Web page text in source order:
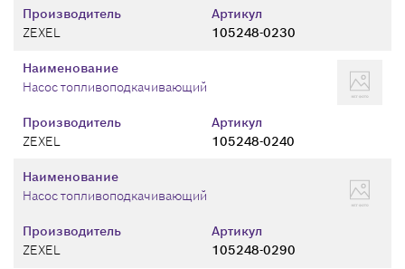
Производитель
ZEXEL
Артикул
105248-0230
Производитель
ZEXEL
Артикул
105248-0240
Наименование
Насос топливоподкачивающий
Производитель
ZEXEL
Артикул
105248-0290
Наименование
Насос топливоподкачивающий